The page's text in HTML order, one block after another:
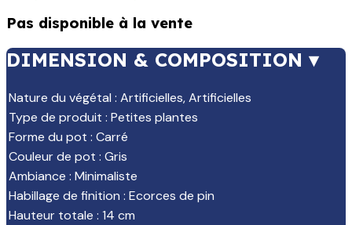
Pas disponible à la vente
DIMENSION & COMPOSITION ▾
Nature du végétal : Artificielles,Artificielles
Type de produit : Petites plantes
Forme du pot : Carré
Couleur de pot : Gris
Ambiance : Minimaliste
Habillage de finition : Ecorces de pin
Hauteur totale : 14 cm